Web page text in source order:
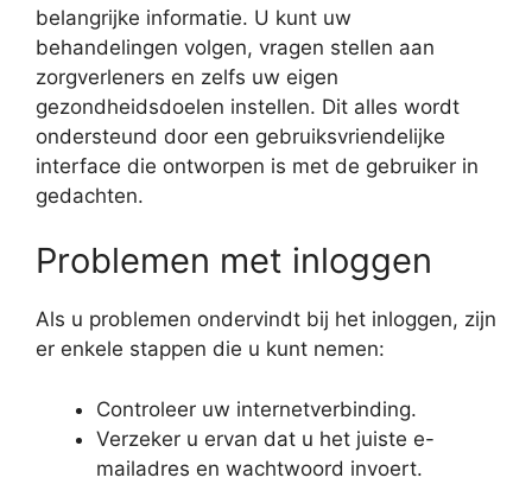
belangrijke informatie. U kunt uw
behandelingen volgen, vragen stellen aan
zorgverleners en zelfs uw eigen
gezondheidsdoelen instellen. Dit alles wordt
ondersteund door een gebruiksvriendelijke
interface die ontworpen is met de gebruiker in
gedachten.
Problemen met inloggen
Als u problemen ondervindt bij het inloggen, zijn
er enkele stappen die u kunt nemen:
Controleer uw internetverbinding.
Verzeker u ervan dat u het juiste e-
mailadres en wachtwoord invoert.